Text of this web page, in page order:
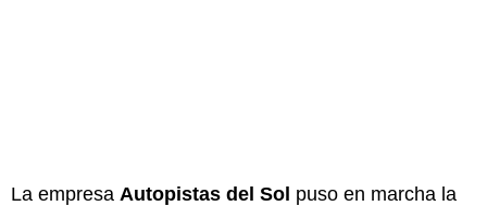
La empresa Autopistas del Sol puso en marcha la